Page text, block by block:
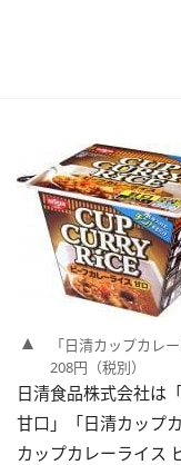
「日清カップカレ
208円（税別）
日清食品株式会社は
甘口」「日清カップ
カップカレーライス